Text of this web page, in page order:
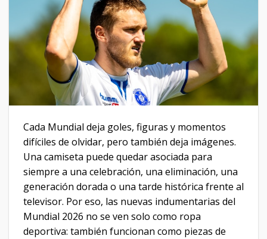
Cada Mundial deja goles, figuras y momentos
difíciles de olvidar, pero también deja imágenes.
Una camiseta puede quedar asociada para
siempre a una celebración, una eliminación, una
generación dorada o una tarde histórica frente al
televisor. Por eso, las nuevas indumentarias del
Mundial 2026 no se ven solo como ropa
deportiva: también funcionan como piezas de